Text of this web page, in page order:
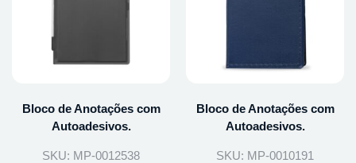
Bloco de Anotações com
Autoadesivos.
SKU: MP-0012538
Bloco de Anotações com
Autoadesivos.
SKU: MP-0010191